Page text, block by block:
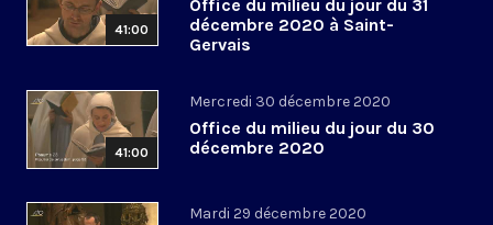
41:00
Office du milieu du jour du 31
décembre 2020 à Saint-
Gervais
41:00
Mercredi 30 décembre 2020
Office du milieu du jour du 30
décembre 2020
Mardi 29 décembre 2020